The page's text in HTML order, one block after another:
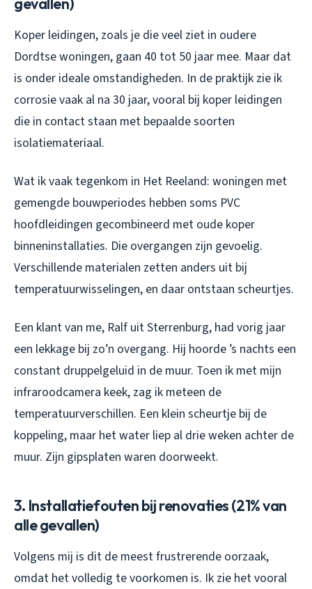
Koper leidingen, zoals je die veel ziet in oudere
Dordtse woningen, gaan 40 tot 50 jaar mee. Maar dat
is onder ideale omstandigheden. In de praktijk zie ik
corrosie vaak al na 30 jaar, vooral bij koper leidingen
die in contact staan met bepaalde soorten
isolatiemateriaal.
Wat ik vaak tegenkom in Het Reeland: woningen met
gemengde bouwperiodes hebben soms PVC
hoofdleidingen gecombineerd met oude koper
binneninstallaties. Die overgangen zijn gevoelig.
Verschillende materialen zetten anders uit bij
temperatuurwisselingen, en daar ontstaan scheurtjes.
Een klant van me, Ralf uit Sterrenburg, had vorig jaar
een lekkage bij zo’n overgang. Hij hoorde ’s nachts een
constant druppelgeluid in de muur. Toen ik met mijn
infraroodcamera keek, zag ik meteen de
temperatuurverschillen. Een klein scheurtje bij de
koppeling, maar het water liep al drie weken achter de
muur. Zijn gipsplaten waren doorweekt.
3. Installatiefouten bij renovaties (21% van
alle gevallen)
Volgens mij is dit de meest frustrerende oorzaak,
omdat het volledig te voorkomen is. Ik zie het vooral